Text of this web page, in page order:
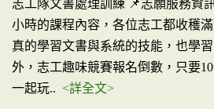
志工隊文書處理訓練 📌志願服務資
小時的課程內容，各位志工都收穫
真的學習文書與系統的技能，也學
外，志工趣味競賽報名倒數，只要
一起玩.. <詳全文>